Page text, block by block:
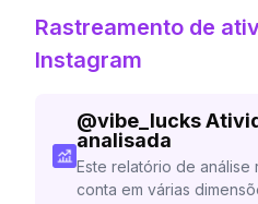
Rastreamento de
Instagram
@vibe_lucks
analisada
Este relatório de análise
conta em várias